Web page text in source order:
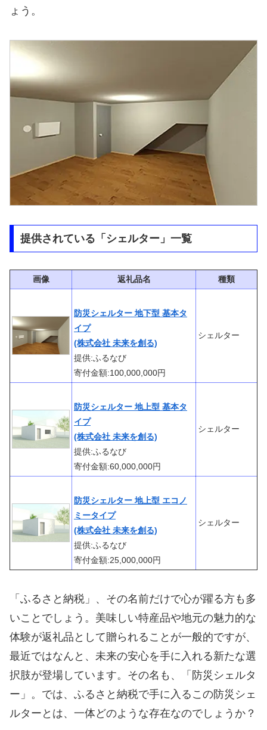
ょう。
提供されている「シェルター」一覧
画像 返礼品名 種類
防災シェルター 地下型 基本タ
イプ
(株式会社 未来を創る)
提供:ふるなび
寄付金額:100,000,000円
シェルター
防災シェルター 地上型 基本タ
イプ
(株式会社 未来を創る)
提供:ふるなび
寄付金額:60,000,000円
シェルター
防災シェルター 地上型 エコノ
ミータイプ
(株式会社 未来を創る)
提供:ふるなび
寄付金額:25,000,000円
シェルター
「ふるさと納税」、その名前だけで心が躍る方も多
いことでしょう。美味しい特産品や地元の魅力的な
体験が返礼品として贈られることが一般的ですが、
最近ではなんと、未来の安心を手に入れる新たな選
択肢が登場しています。その名も、「防災シェルタ
ー」。では、ふるさと納税で手に入るこの防災シェ
ルターとは、一体どのような存在なのでしょうか？